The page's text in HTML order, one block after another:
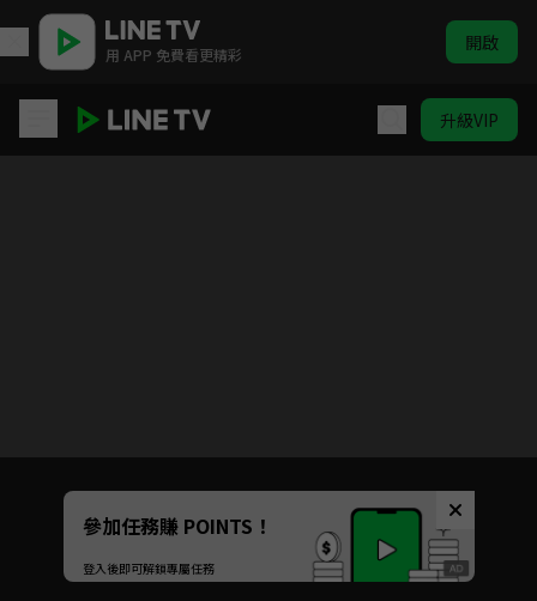
用 APP 免費看更精彩 開啟
升級VIP
Unmute
如有不便請見諒
參加任務賺 POINTS！
登入後即可解鎖專屬任務